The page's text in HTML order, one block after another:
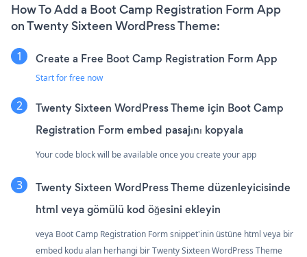
How To Add a Boot Camp Registration Form App
on Twenty Sixteen WordPress Theme:
Create a Free Boot Camp Registration Form App
Start for free now
Twenty Sixteen WordPress Theme için Boot Camp
Registration Form embed pasajını kopyala
Your code block will be available once you create your app
Twenty Sixteen WordPress Theme düzenleyicisinde
html veya gömülü kod öğesini ekleyin
veya Boot Camp Registration Form snippet'inin üstüne html veya bir
embed kodu alan herhangi bir Twenty Sixteen WordPress Theme